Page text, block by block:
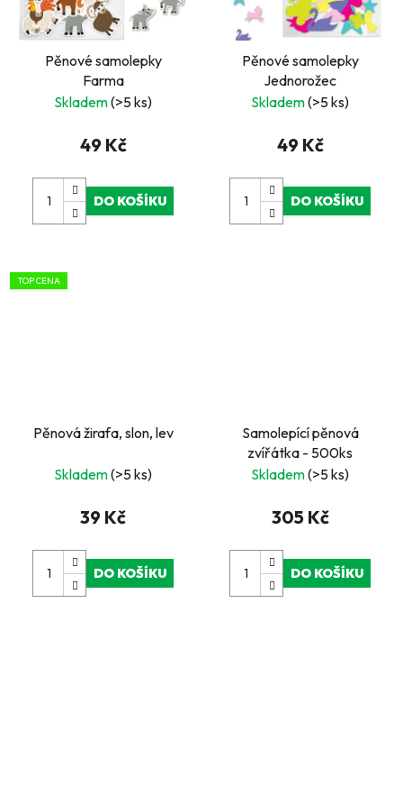
Pěnové samolepky
Farma
Skladem(>5 ks)
49 Kč
DO KOŠÍKU
Pěnové samolepky
Jednorožec
Skladem(>5 ks)
49 Kč
DO KOŠÍKU
TOP CENA
Pěnová žirafa, slon, lev
Skladem(>5 ks)
39 Kč
DO KOŠÍKU
Samolepící pěnová
zvířátka - 500ks
Skladem(>5 ks)
305 Kč
DO KOŠÍKU